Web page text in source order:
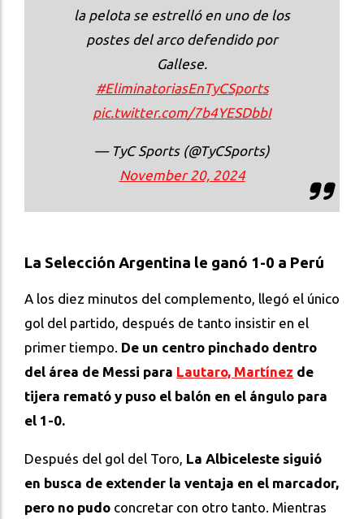
la pelota se estrelló en uno de los
postes del arco defendido por
Gallese.
#EliminatoriasEnTyCSports
pic.twitter.com/7b4YESDbbI
— TyC Sports (@TyCSports)
November 20, 2024
La Selección Argentina le ganó 1-0 a Perú
A los diez minutos del complemento, llegó el único
gol del partido, después de tanto insistir en el
primer tiempo. De un centro pinchado dentro
del área de Messi para Lautaro, Martínez de
tijera remató y puso el balón en el ángulo para
el 1-0.
Después del gol del Toro, La Albiceleste siguió
en busca de extender la ventaja en el marcador,
pero no pudo concretar con otro tanto. Mientras